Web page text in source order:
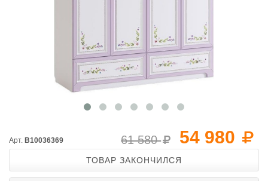
54 980
61 580
Арт. B10036369
ТОВАР ЗАКОНЧИЛСЯ